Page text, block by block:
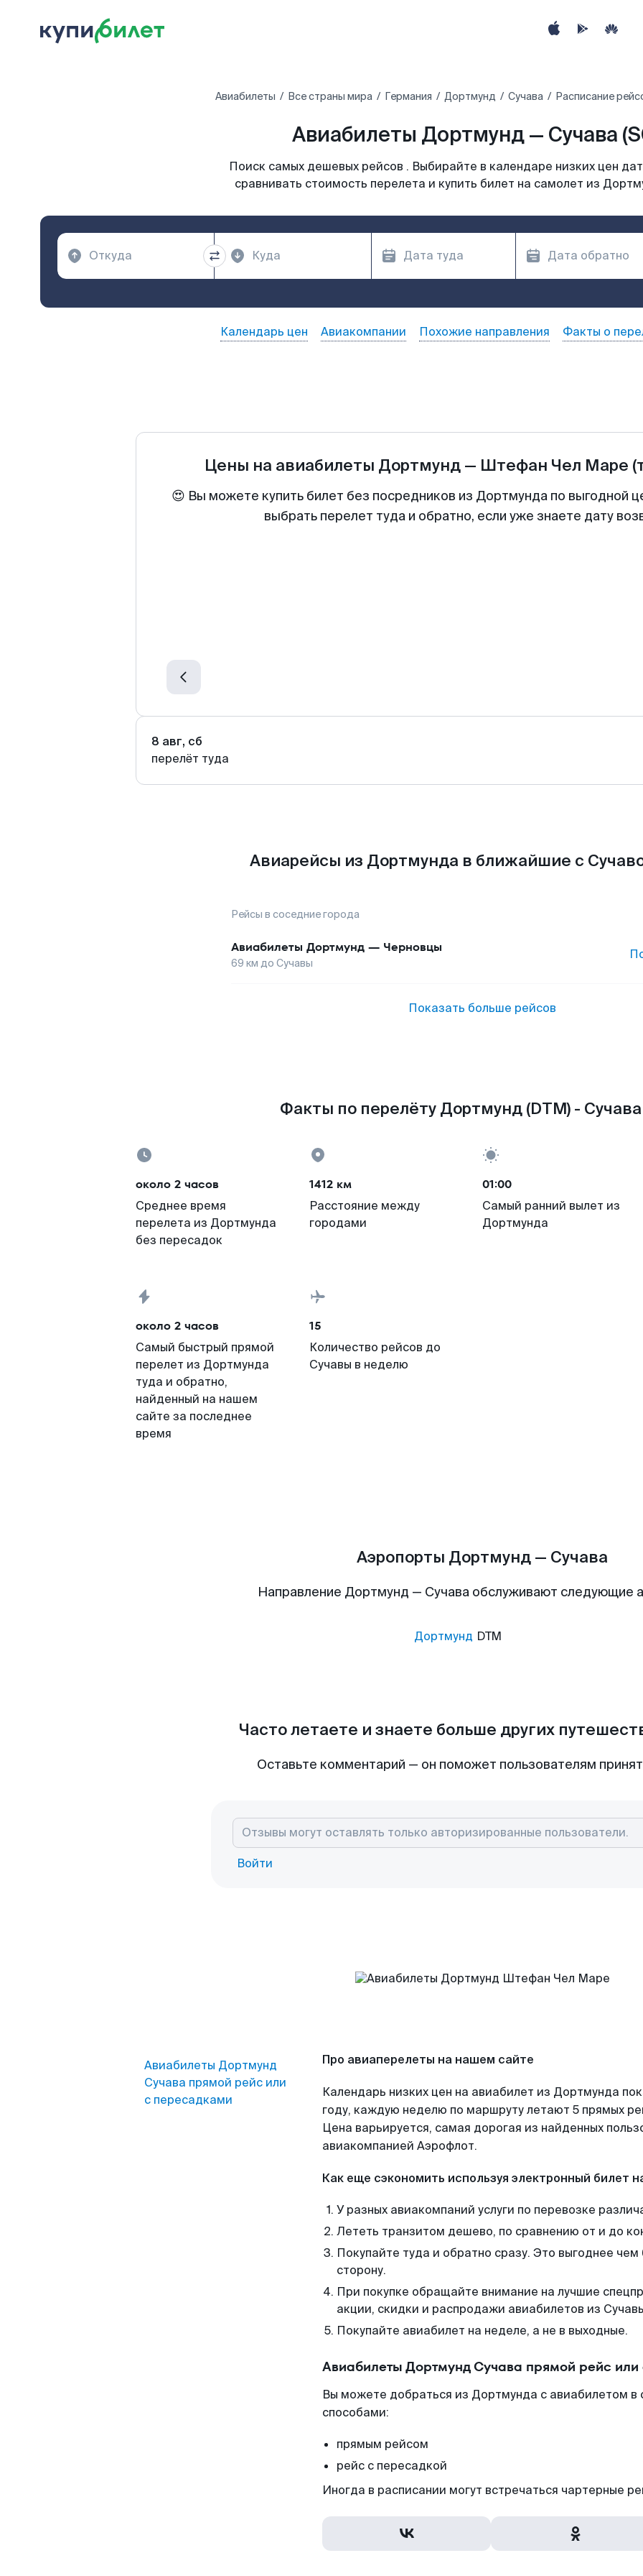
Авиабилеты Все страны мира Германия Дортмунд Сучава Расписание
Авиабилеты Дортмунд — Сучава
Поиск самых дешевых рейсов . Выбирайте в календаре низких цен
сравнивать стоимость перелета и купить билет на самолет из
Календарь цен Авиакомпании Похожие направления Факты о
Цены на авиабилеты Дортмунд— Штефан Чел Маре
😍 Вы можете купить билет без посредников из Дортмунда по выгодной
выбрать перелет туда и обратно, если уже знаете дату
8 авг, сб
перелёт туда
Авиарейсы из Дортмунда в ближайшие с
Рейсы в соседние города
Авиабилеты Дортмунд — Черновцы
69 км до Сучавы
Показать больше рейсов
Факты по перелёту Дортмунд (DTM) - Сучава
около 2 часов
Среднее время
перелета из Дортмунда
без пересадок
1412 км
Расстояние между
городами
01:00
Самый ранний вылет из
Дортмунда
около 2 часов
Самый быстрый прямой
перелет из Дортмунда
туда и обратно,
найденный на нашем
сайте за последнее
время
15
Количество рейсов до
Сучавы в неделю
Аэропорты Дортмунд — Сучава
Направление Дортмунд — Сучава обслуживают следующие
Дортмунд DTM
Часто летаете и знаете больше других
Оставьте комментарий — он поможет пользователям
Войти
Авиабилеты Дортмунд
Сучава прямой рейс или
с пересадками
Про авиаперелеты на нашем сайте
Календарь низких цен на авиабилет из Дортмунда
году, каждую неделю по маршруту летают 5 прямых
Цена варьируется, самая дорогая из найденных
авиакомпанией Аэрофлот.
Как еще сэкономить используя электронный билет
У разных авиакомпаний услуги по перевозке
Лететь транзитом дешево, по сравнению от и до
Покупайте туда и обратно сразу. Это выгоднее
сторону.
При покупке обращайте внимание на лучшие
акции, скидки и распродажи авиабилетов из
Покупайте авиабилет на неделе, а не в выходные.
Авиабилеты Дортмунд Сучава прямой рейс
Вы можете добраться из Дортмунда с авиабилетом в
способами:
прямым рейсом
рейс с пересадкой
Иногда в расписании могут встречаться чартерные